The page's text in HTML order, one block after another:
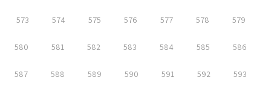
573 574 575 576 577 578 579
580 581 582 583 584 585 586
587 588 589 590 591 592 593